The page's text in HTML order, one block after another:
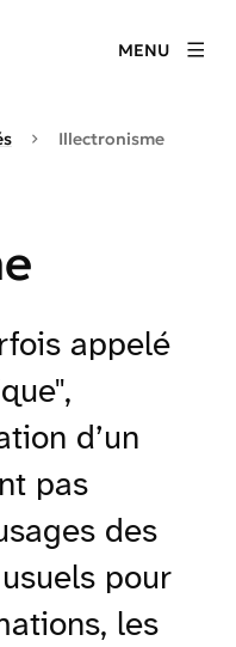
MENU
Illectronisme
appelé
d’un
pas
des
pour
les